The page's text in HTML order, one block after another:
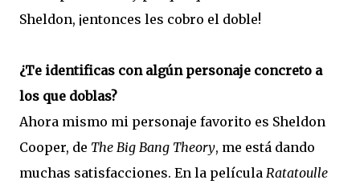
Sheldon, ¡entonces les cobro el doble!
¿Te identificas con algún personaje concreto a
los que doblas?
Ahora mismo mi personaje favorito es Sheldon
Cooper, de The Big Bang Theory, me está dando
muchas satisfacciones. En la película Ratatoulle